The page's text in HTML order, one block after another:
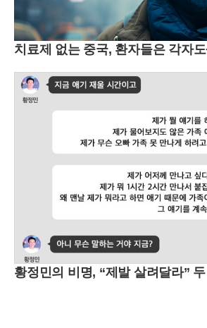
치료제 없는 중국, 환자들은 각자
황정민의 비명, “제발 살려달라”